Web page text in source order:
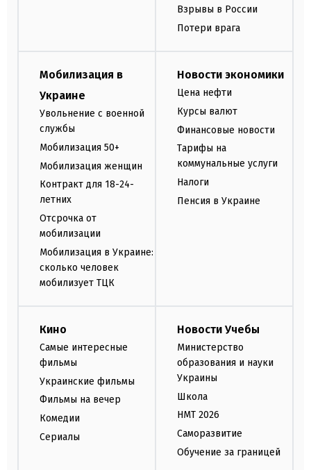
Взрывы в России
Потери врага
Мобилизация в
Украине
Увольнение с военной
службы
Мобилизация 50+
Мобилизация женщин
Контракт для 18-24-
летних
Отсрочка от
мобилизации
Мобилизация в Украине:
сколько человек
мобилизует ТЦК
Новости экономики
Цена нефти
Курсы валют
Финансовые новости
Тарифы на
коммунальные услуги
Налоги
Пенсия в Украине
Кино
Самые интересные
фильмы
Украинские фильмы
Фильмы на вечер
Комедии
Сериалы
Новости Учебы
Министерство
образования и науки
Украины
Школа
НМТ 2026
Саморазвитие
Обучение за границей